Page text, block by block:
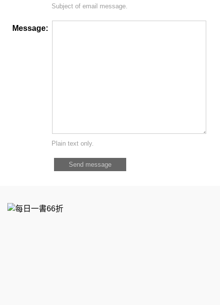
Subject of email message.
Message:
Plain text only.